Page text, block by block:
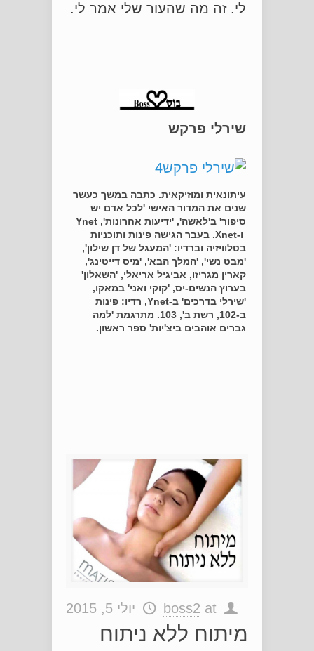
לי. זה מה שהעור שלי אמר לי.
שירלי פרקש
עיתונאית ומוזיקאית. כתבה במשך כעשר
שנים את המדור האישי 'לכל אדם יש
סיפור' ב'לאשה', 'ידיעות אחרונות', Ynet
ו-Xnet. בעבר הגישה פינות ותוכניות
בטלוויזיה וברדיו: 'המעגל של דן שילון',
'מבט נשי', 'המלך הבא', 'מיס דייטינג',
קארין מגריזו, אביגיל אריאלי, 'השאלון'
בערוץ הנשים-יס, 'קוקי ואני' במאקו,
'שירלי בדרכים' ב-Ynet, רדיו: פינות
ב-102, רשת ב', 103. מתרגמת 'למה
גברים אוהבים ביצ'יות' ספר ראשון.
boss2 at יולי 5, 2015
מיתוח ללא ניתוח